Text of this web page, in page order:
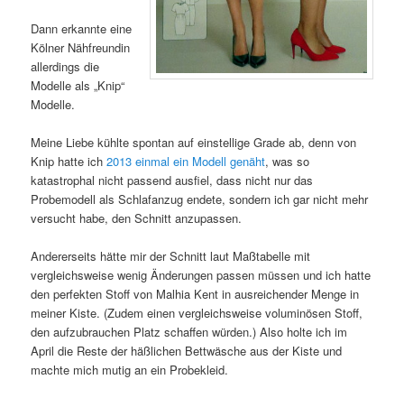
Dann erkannte eine
Kölner Nähfreundin
allerdings die
Modelle als „Knip“
Modelle.
Meine Liebe kühlte spontan auf einstellige Grade ab, denn von
Knip hatte ich2013 einmal ein Modell genäht, was so
katastrophal nicht passend ausfiel, dass nicht nur das
Probemodell als Schlafanzug endete, sondern ich gar nicht mehr
versucht habe, den Schnitt anzupassen.
Andererseits hätte mir der Schnitt laut Maßtabelle mit
vergleichsweise wenig Änderungen passen müssen und ich hatte
den perfekten Stoff von Malhia Kent in ausreichender Menge in
meiner Kiste. (Zudem einen vergleichsweise voluminösen Stoff,
den aufzubrauchen Platz schaffen würden.) Also holte ich im
April die Reste der häßlichen Bettwäsche aus der Kiste und
machte mich mutig an ein Probekleid.